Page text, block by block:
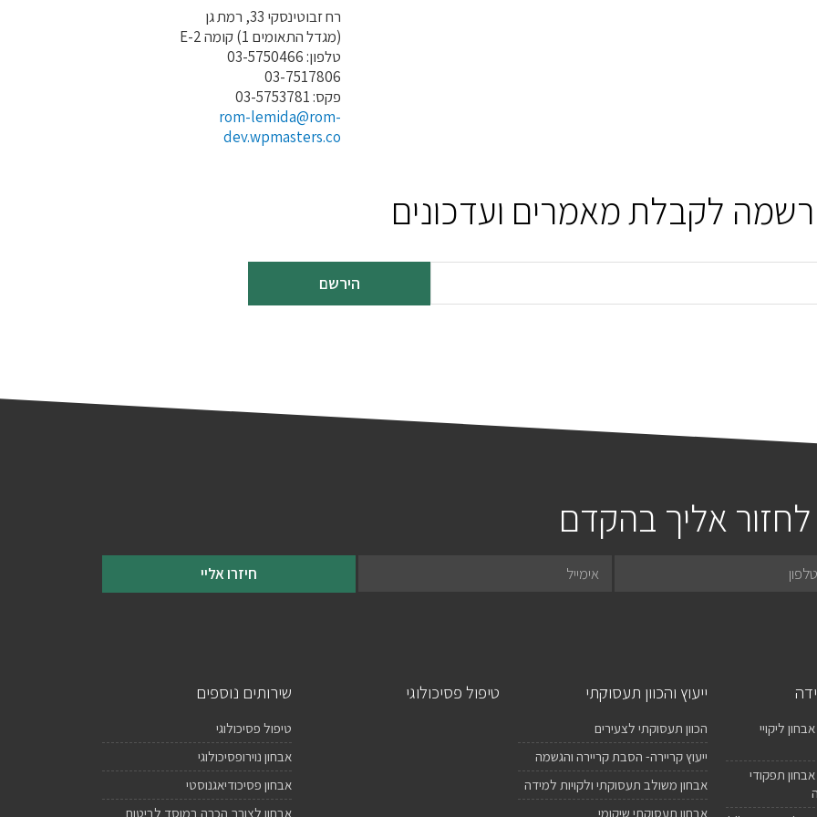
רח זבוטינסקי 33, רמת גן
(מגדל התאומים 1) קומה E-2
טלפון: 03-5750466
03-7517806
פקס: 03-5753781
rom-lemida@rom-
dev.wpmasters.co
לקבלת מאמרים ועדכונים
הירשם
אליך בהקדם
חיזרו אליי
ליקויי
תפקודי
ייעוץ והכוון תעסוקתי
הכוון תעסוקתי לצעירים
ייעוץ קריירה- הסבת קריירה והגשמה
אבחון משולב תעסוקתי ולקויות למידה
אבחון תעסוקתי שיקומי
טיפול פסיכולוגי שירותים נוספים
טיפול פסיכולוגי
אבחון נוירופסיכולוגי
אבחון פסיכודיאגנוסטי
אבחון לצורך הכרה במוסד לביטוח